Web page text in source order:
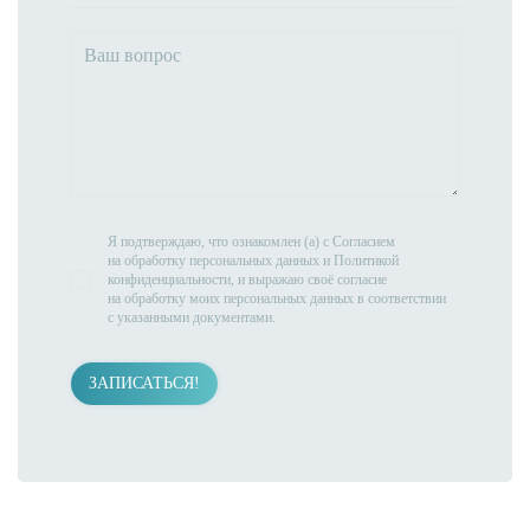
Я подтверждаю, что ознакомлен (а) с Согласием
на обработку персональных данных и Политикой
конфиденциальности, и выражаю своё согласие
на обработку моих персональных данных в соответствии
с указанными документами.
ЗАПИСАТЬСЯ!